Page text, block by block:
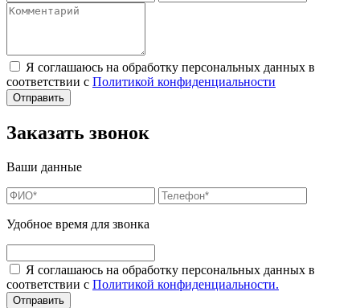
Я соглашаюсь на обработку персональных данных в
соответствии с Политикой конфиденциальности
Заказать звонок
Ваши данные
Удобное время для звонка
Я соглашаюсь на обработку персональных данных в
соответствии с Политикой конфиденциальности.